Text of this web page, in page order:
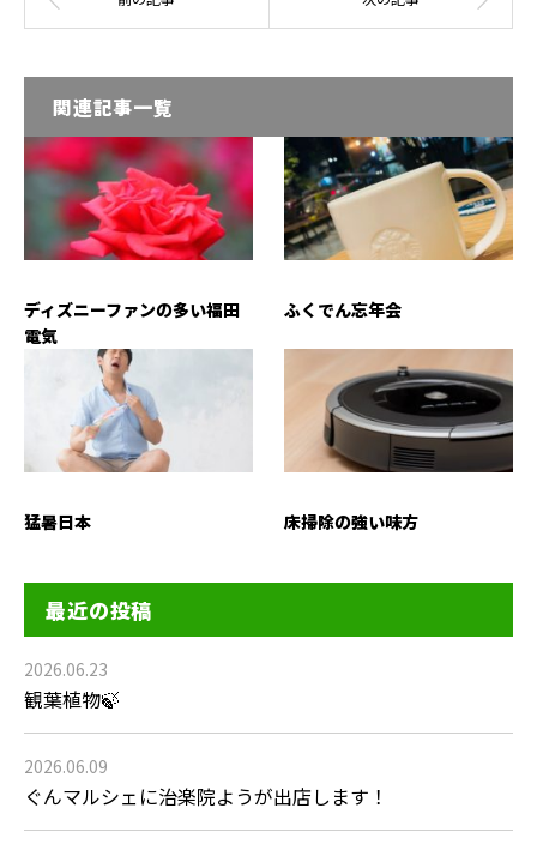
関連記事一覧
ディズニーファンの多い福田
電気
ふくでん忘年会
猛暑日本 床掃除の強い味方
最近の投稿
2026.06.23
観葉植物🍃
2026.06.09
ぐんマルシェに治楽院ようが出店します！